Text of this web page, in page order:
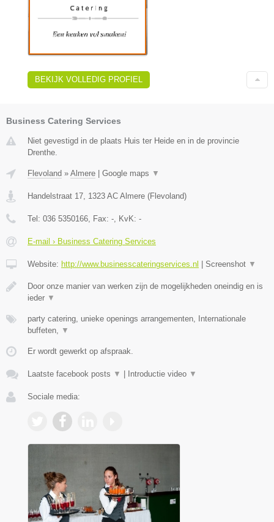
BEKIJK VOLLEDIG PROFIEL
Business Catering Services
Niet gevestigd in de plaats Huis ter Heide en in de provincie
Drenthe.
Flevoland » Almere | Google maps ▼
Handelstraat 17 1323 AC Almere (Flevoland)
Tel: 036 5350166 , Fax: - , KvK: -
E-mail › Business Catering Services
Website: http://www.businesscateringservices.nl | Screenshot ▼
Door onze manier van werken zijn de mogelijkheden oneindig en is
ieder ▼
party catering, unieke openings arrangementen, Internationale
buffeten,
▼
Er wordt gewerkt op afspraak.
Laatste facebook posts ▼ | Introductie video ▼
Sociale media: